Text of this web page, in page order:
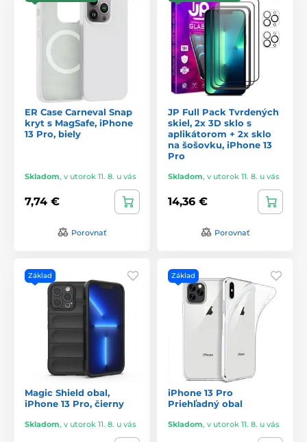
ER Case Carneval Snap
kryt s MagSafe, iPhone
13 Pro, biely
Skladom, v utorok 11. 8. u vás
7,74 €
Porovnať
JP Full Pack Tvrdených
skiel, 2x 3D sklo s
aplikátorom + 2x sklo
na šošovku, iPhone 13
Pro
Skladom, v utorok 11. 8. u vás
14,36 €
Porovnať
Základ
Magic Shield obal,
iPhone 13 Pro, čierny
Skladom, v utorok 11. 8. u vás
Základ
iPhone 13 Pro
Priehľadný obal
Skladom, v utorok 11. 8. u vás